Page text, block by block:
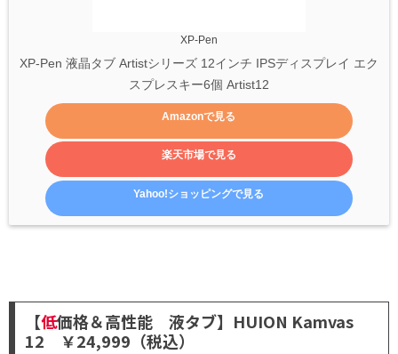
XP-Pen
XP-Pen 液晶タブ Artistシリーズ 12インチ IPSディスプレイ エク
スプレスキー6個 Artist12
Amazonで見る
楽天市場で見る
Yahoo!ショッピングで見る
【低価格＆高性能 液タブ】HUION Kamvas
12 ￥24,999（税込）